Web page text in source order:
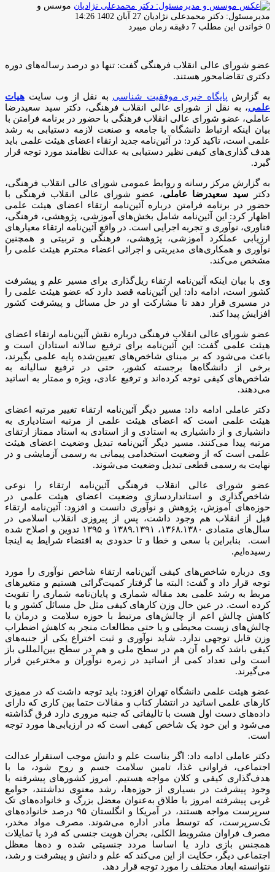
موسس و
مدیرمسئول: دکتر محمدعلی نژادیان ارسال
ایمیل
27 آبان 1402 14:26
0 خواندن این مطلب 7 دقیقه زمان میبرد
عضو شورای عالی انقلاب فرهنگی گفت: تنها دو درصد رساله‌های دوره
دکتری تقاضامحور هستند.
به گزارش پایگاه خبری موفقیت شناسی به نقل از وب سایت هیات
علمی،‌ به نقل از شورای عالی انقلاب فرهنگی، دکتر سید سعیدرضا
عاملی، عضو شورای عالی انقلاب فرهنگی با حضور در برنامه فرامتن با
بیان اینکه ارتباط دانشگاه با جامعه و صنعت لازمه دستیابی به رشد
علمی است، تاکید کرد: در آئین‌نامه جدید ارتقاء اعضای هیئت علمی باید
هدف گذاری‌های کیفی نظیر دستیابی به عدالت نظامند مورد توجه قرار
گیرد.
به گزارش مرکز رسانه و روابط عمومی شورای عالی انقلاب فرهنگی،
دکتر سید سعیدرضا عاملی، عضو شورای عالی انقلاب فرهنگی با
حضور در برنامه فرامتن درباره آئین‌نامه ارتقاء اعضای هیئت علمی
اظهار کرد: این آئین‌نامه شامل بخش‌های آموزشی، پژوهشی، فرهنگی،
فناوری، نوآوری و تجربه اجرایی است. در واقع آئین‌نامه ارتقاء معیارهای
ارزیابی عملکرد آموزشی، پژوهشی، فرهنگی و تربیتی و همچنین
نوآوری و همکاری‌های مدیریتی و اجرائی اعضاء محترم هیئت علمی را
مشخص می‌کند.
وی با بیان اینکه آئین‌نامه ارتقاء ریل‌گذاری برای مسیر علم و پیشرفت
کشور است، ادامه داد: این آئین‌نامه قصد دارد که عضو هیئت علمی را
در مسیری قرار دهد تا مشارکت او در حل مسائل و پیشرفت کشور
افزایش پیدا کند.
عضو شورای عالی انقلاب فرهنگی درباره نقش آئین‌نامه ارتقاء اعضای
هیئت علمی گفت: این آئین‌نامه برای ترفیع سالانه استادان است و
باعث می‌شود که بر مبنای شاخص‌های تعیین‌شده پایه علمی بگیرند،
برخی از دانشگاه‌ها برجسته کشور، حتی در ترفیع سالیانه به
شاخص‌های کیفی توجه کرده‌اند و ترفیع عادی، ویژه و ممتار به اساتید
می‌دهند.
دکتر عاملی ادامه داد: مسیر دیگر آئین‌نامه ارتقاء تغییر مرتبه اعضای
هیئت علمی است که اعضای هیئت علمی از مرتبه استادیاری به
دانشیاری و از دانشیاری به استادی و از استادی به استاد ممتاز ارتقای
مرتبه پیدا می‌کنند. مسیر دیگر آئین‌نامه تبدیل وضعیت اعضای هیئت
علمی است که از وضعیت استخدامی پیمانی به رسمی آزمایشی و در
نهایت به رسمی قطعی تبدیل وضعیت می‌شوند.
عضو شورای عالی انقلاب فرهنگی آئین‌نامه ارتقاء را نوعی
شاخص‌گذاری و استانداردسازی وضعیت اعضای هیئت علمی در
حوزه‌های آموزش، پژوهش و نوآوری دانست و افزود: آئین‌نامه ارتقاء
قبل از انقلاب هم وجود داشت، پس از پیروزی انقلاب اسلامی در
سال‌های متمادی ۱۳۶۸.۱۳۸۰، ۱۳۸۹.۱۳۹۱ و ۱۳۹۵ تدوین و اصلاح شده
است. بنابراین با سعی و خطا و تا حدودی به اقتضاء شرایط به اینجا
رسیده‌ایم.
وی درباره شاخص‌های کیفی آئین‌نامه ارتقاء شاخص نوآوری را مورد
توجه قرار داد و گفت: البته ما گرفتار کمیت‌گرائی هستیم و متغیرهای
مربط به رشد علمی بعد مقاله شماری و پایان‌نامه شماری را تقویت
کرده است. در عین حال وزن کارهای کیفی مثل حل مسائل کشور و یا
کاهش چالش اعم از چالش‌های مرتبط با حوزه سلامت و درمان یا
چالش‌های زیست محیطی و یا حتی مطالعات منجر به کاهش اضطراب
وزن قابل توجهی ندارد. شاید نوآوری و ثبت اختراع یکی از جنبه‌های
کیفی باشد که راه آن هم در سطح ملی و هم در سطح بین‌المللی باز
است ولی تعداد کمی از اساتید در زمره نوآوران و مخترعین قرار
می‌گیرند.
عضو هیئت علمی دانشگاه تهران افزود: باید توجه داشت که در ممیزی
کارهای علمی اساتید در انتشار کتاب و مقالات حتما بین کاری که دارای
داده‌های دست اول هست با تالیفاتی که جنبه مروری دارد فرق گذاشته
می‌شود و این خود یک شاخص کیفی است که در ارزیابی‌ها مورد توجه
است.
دکتر عاملی ادامه داد: اگر بناست علم و دانش موجب استقرار عدالت
اجتماعی، فراوانی غذا، تامین سلامت جسم و روح شود، ما با
هدف‌گذاری کیفی و کلان مواجه هستیم. امروز کشورهای پیشرفته با
وجود پیشرفت در بسیاری از حوزه‌ها، رشد معنوی نداشتند، جوامع
غربی پیشرفته امروز با طلاق به‌عنوان معضل بزرگ و خانواده‌های تک
سرپرست مواجه هستند، در آمریکا و انگلستان ۹۵ درصد خانواده‌های
تک‌سرپرست، که توسط مادر اداره می‌شوند. مصرف مواد مخدر،
مصرف فراوان مشروبط الکلی، بحران هویت جنسی که فرد یا تمایلات
همجنس بازی دارد یا اساسا مردد جنسیتی شده و ده‌ها معظل
اجتماعی دیگر، حکایت از این می‌کند که علم و دانش و پیشرفت و رشد،
نتوانسته ابعاد مختلف را مورد توجه قرار دهد.